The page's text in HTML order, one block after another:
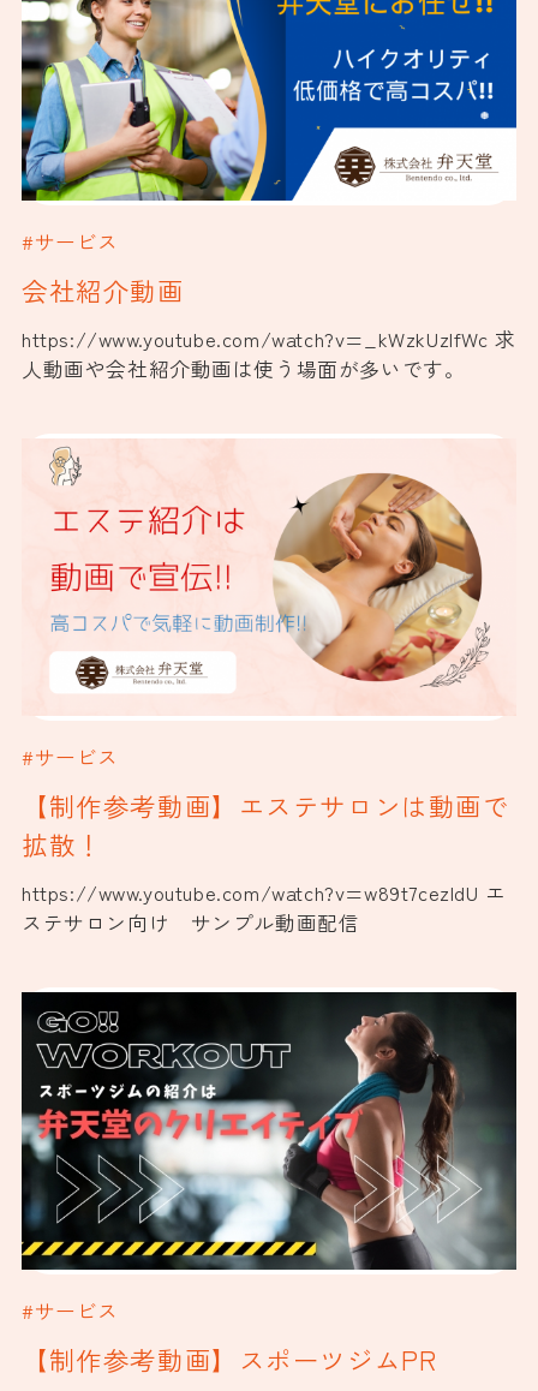
#サービス
会社紹介動画
https://www.youtube.com/watch?v=_kWzkUzIfWc 求
人動画や会社紹介動画は使う場面が多いです。
#サービス
【制作参考動画】エステサロンは動画で
拡散！
https://www.youtube.com/watch?v=w89t7cezIdU エ
ステサロン向け サンプル動画配信
#サービス
【制作参考動画】スポーツジムPR